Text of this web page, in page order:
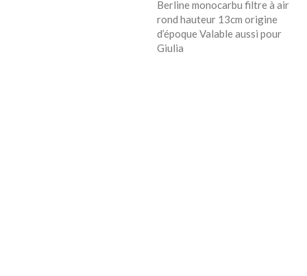
Berline monocarbu filtre à air
rond hauteur 13cm origine
d’époque Valable aussi pour
Giulia